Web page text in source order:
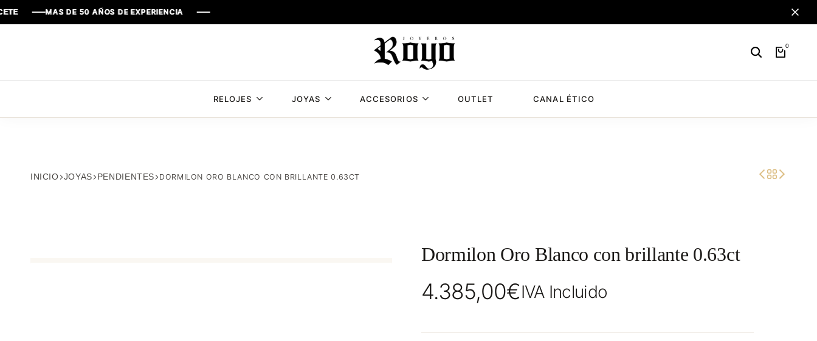
MAS DE 50 AÑOS DE EXPERIENCIA
MAS DE 50 AÑOS DE EXPERIENCIA
MAS DE 50 AÑOS DE EXPERIENCIA
MAS DE 50 AÑOS DE EXPERIENCIA
0
RELOJES JOYAS ACCESORIOS OUTLET CANAL ÉTICO
INICIO JOYAS PENDIENTES DORMILON ORO BLANCO CON BRILLANTE 0.63CT
Dormilon Oro Blanco con brillante 0.63ct
4.385,00€IVA Incluido